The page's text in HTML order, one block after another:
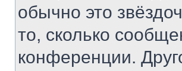
обычно это
то, сколько
конференции.